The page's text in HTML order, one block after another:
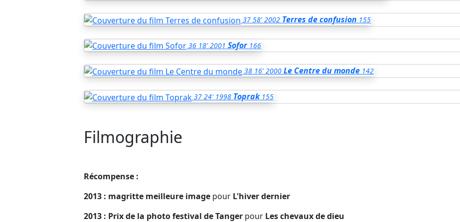
37 58' 2002 Terres de confusion 155
36 18' 2001 Sofor 166
38 16' 2000 Le Centre du monde 142
37 24' 1998 Toprak 155
Filmographie
Récompense :
2013 : magritte meilleure image pour L'hiver dernier
2013 : Prix de la photo festival de Tanger pour Les chevaux de dieu